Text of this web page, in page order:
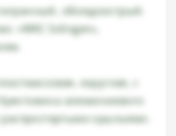
обоюдоострый.
«WKC Solingen»,
округлая, с
алюминиевого
крыльями.